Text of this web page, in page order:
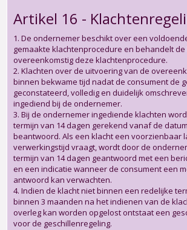
Artikel 16 -
1. De ondernemer beschikt over een
gemaakte klachtenprocedure en behandelt de
overeenkomstig deze klachtenprocedure.
2. Klachten over de uitvoering van de
binnen bekwame tijd nadat de consument de
geconstateerd, volledig en duidelijk
ingediend bij de ondernemer.
3. Bij de ondernemer ingediende klachten
termijn van 14 dagen gerekend vanaf de
beantwoord. Als een klacht een voorzienbaar
verwerkingstijd vraagt, wordt door de
termijn van 14 dagen geantwoord met een
en een indicatie wanneer de consument een
antwoord kan verwachten.
4. Indien de klacht niet binnen een redelijke
binnen 3 maanden na het indienen van de
overleg kan worden opgelost ontstaat een
voor de geschillenregeling.